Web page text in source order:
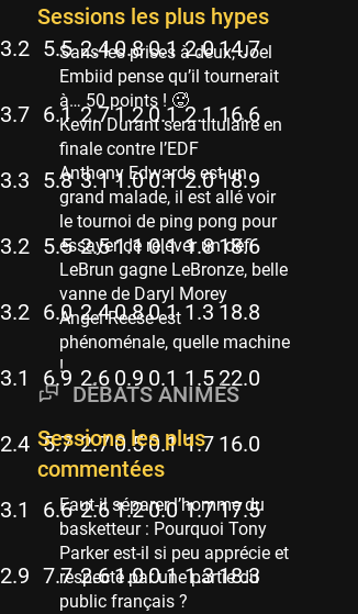
3.2 5.5 2.40.8 0.1 2.0 14.7
3.7 6.1 2.71.20.1 2.116.6
3.3 5.8 3.1 1.00.1 2.018.9
3.2 5.5 2.51.1 0.1 1.818.6
3.2 6.0 2.40.80.1 1.3 18.8
3.1 6.9 2.6 0.9 0.1 1.5 22.0
2.4 5.7 2.70.50.1 1.7 16.0
3.1 6.6 2.61.2 0.0 1.717.5
2.9 7.7 2.61.0 0.1 1.318.3
89 sessions
Milwaukee Bucks
82 sessions
Hoop Culture
73 sessions
Oklahoma City Thunder
69 sessions
Phoenix Suns
69 sessions
Miami Heat
63 sessions
Los Angeles Clippers
61 sessions
53 sessions
New Orleans Pelicans
53 sessions
Jeux Olympiques
52 sessions
Atlanta Hawks
Sessions les plus hypes
Sans les prises à deux, Joel
Embiid pense qu’il tournerait
à… 50 points ! 🥵
Kevin Durant sera titulaire en
finale contre l’EDF
Anthony Edwards est un
grand malade, il est allé voir
le tournoi de ping pong pour
essayer de relever un défi
LeBrun gagne LeBronze, belle
vanne de Daryl Morey
Angel Reese est
phénoménale, quelle machine
!
DÉBATS ANIMÉS
Sessions les plus
commentées
Faut-il séparer l’homme du
basketteur : Pourquoi Tony
Parker est-il si peu apprécie et
respecté par une partie du
public français ?